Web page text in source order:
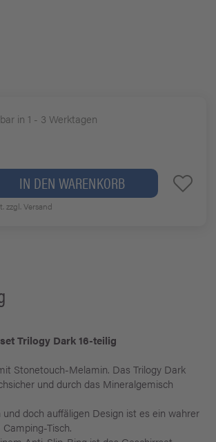
in 1 - 3 Werktagen
IN DEN WARENKORB
zzgl. Versand
Trilogy Dark 16-teilig
Stonetouch-Melamin. Das Trilogy Dark
und durch das Mineralgemisch
doch auffäligen Design ist es ein wahrer
Tisch.